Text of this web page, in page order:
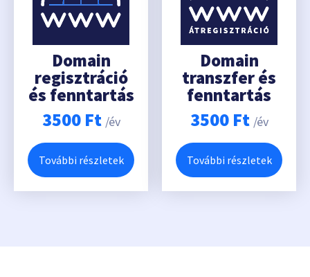
Domain
regisztráció
és fenntartás
3500 Ft /év
További részletek
Domain
transzfer és
fenntartás
3500 Ft /év
További részletek